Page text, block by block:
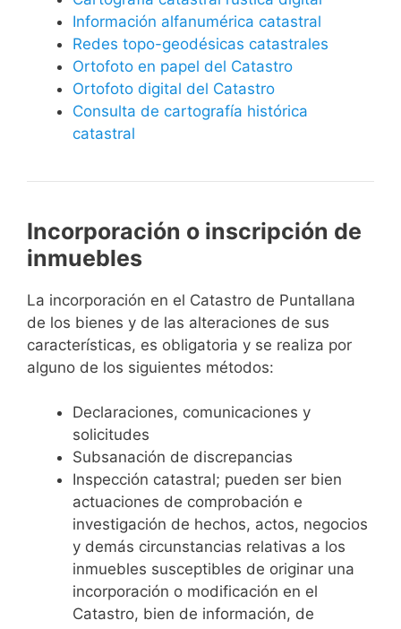
Información alfanumérica catastral
Redes topo-geodésicas catastrales
Ortofoto en papel del Catastro
Ortofoto digital del Catastro
Consulta de cartografía histórica
catastral
Incorporación o inscripción de
inmuebles
La incorporación en el Catastro de Puntallana
de los bienes y de las alteraciones de sus
características, es obligatoria y se realiza por
alguno de los siguientes métodos:
Declaraciones, comunicaciones y
solicitudes
Subsanación de discrepancias
Inspección catastral; pueden ser bien
actuaciones de comprobación e
investigación de hechos, actos, negocios
y demás circunstancias relativas a los
inmuebles susceptibles de originar una
incorporación o modificación en el
Catastro, bien de información, de